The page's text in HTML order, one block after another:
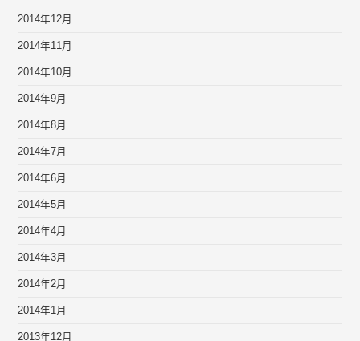
2014年12月
2014年11月
2014年10月
2014年9月
2014年8月
2014年7月
2014年6月
2014年5月
2014年4月
2014年3月
2014年2月
2014年1月
2013年12月